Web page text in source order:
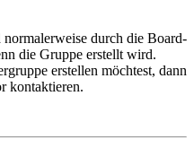
durch die Board-
die Gruppe erstellt wird.
erstellen möchtest, dann
kontaktieren.